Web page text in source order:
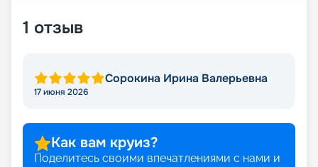
1 отзыв
Сорокина Ирина Валерьевна
17 июня 2026
Как вам круиз?
Поделитесь своими впечатлениями с нами и